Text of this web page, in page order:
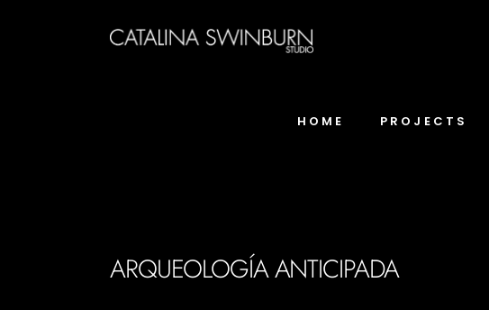
HOME PROJECTS
ARQUEOLOGÍA ANTICIPADA